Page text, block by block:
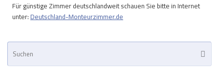
Für günstige Zimmer deutschlandweit schauen Sie bitte in Internet
unter: Deutschland-Monteurzimmer.de